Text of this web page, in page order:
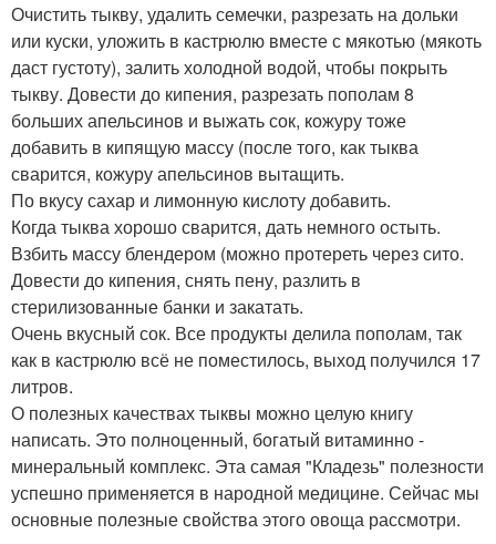
Очистить тыкву, удалить семечки, разрезать на дольки
или куски, уложить в кастрюлю вместе с мякотью (мякоть
даст густоту), залить холодной водой, чтобы покрыть
тыкву. Довести до кипения, разрезать пополам 8
больших апельсинов и выжать сок, кожуру тоже
добавить в кипящую массу (после того, как тыква
сварится, кожуру апельсинов вытащить.
По вкусу сахар и лимонную кислоту добавить.
Когда тыква хорошо сварится, дать немного остыть.
Взбить массу блендером (можно протереть через сито.
Довести до кипения, снять пену, разлить в
стерилизованные банки и закатать.
Очень вкусный сок. Все продукты делила пополам, так
как в кастрюлю всё не поместилось, выход получился 17
литров.
О полезных качествах тыквы можно целую книгу
написать. Это полноценный, богатый витаминно -
минеральный комплекс. Эта самая "Кладезь" полезности
успешно применяется в народной медицине. Сейчас мы
основные полезные свойства этого овоща рассмотри.